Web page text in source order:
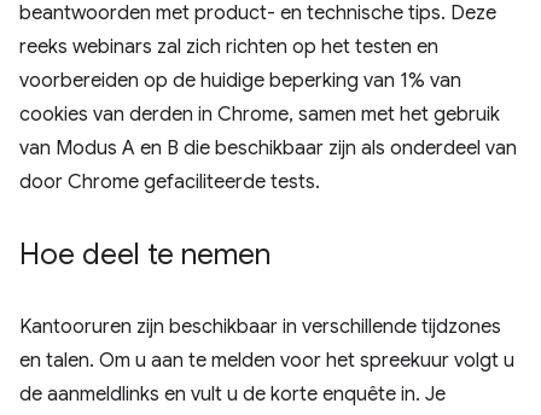
beantwoorden met product- en technische tips. Deze
reeks webinars zal zich richten op het testen en
voorbereiden op de huidige beperking van 1% van
cookies van derden in Chrome, samen met het gebruik
van Modus A en B die beschikbaar zijn als onderdeel van
door Chrome gefaciliteerde tests.
Hoe deel te nemen
Kantooruren zijn beschikbaar in verschillende tijdzones
en talen. Om u aan te melden voor het spreekuur volgt u
de aanmeldlinks en vult u de korte enquête in. Je